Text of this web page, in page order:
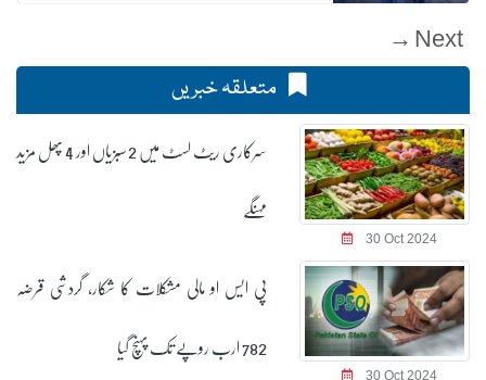
Next →
متعلقہ خبریں
30 Oct 2024
سرکاری ریٹ لسٹ میں 2 سبزیاں اور 4 پھل مزید
مہنگے
30 Oct 2024
پی ایس او مالی مشکلات کا شکار، گردشی قرضہ
782 ارب روپے تک پہنچ گیا